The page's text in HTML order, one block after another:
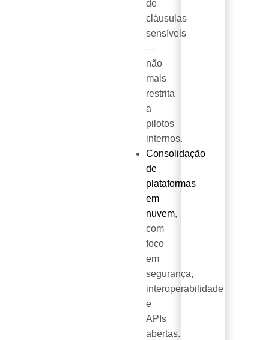
de
cláusulas
sensíveis
—
não
mais
restrita
a
pilotos
internos.
Consolidação
de
plataformas
em
nuvem,
com
foco
em
segurança,
interoperabilidade
e
APIs
abertas.